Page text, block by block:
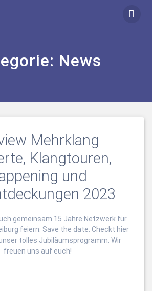
News
Mehrklang
Klangtouren,
und
2023
gemeinsam 15 Jahre Netzwerk für
feiern. Save the date. Checkt hier
tolles Jubiläumsprogramm. Wir
freuen uns auf euch!